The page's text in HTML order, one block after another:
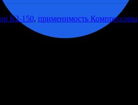
К2-150, применимость Компрессоры